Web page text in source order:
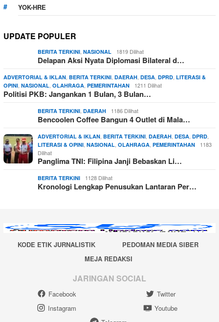
YOK-HRE
UPDATE POPULER
BERITA TERKINI NASIONAL 1819 Dilihat
Delapan Aksi Nyata Diplomasi Bilateral d…
ADVERTORIAL & IKLAN BERITA TERKINI DAERAH DESA DPRD LITERASI &
OPINI NASIONAL OLAHRAGA PEMERINTAHAN 1211 Dilihat
Politisi PKB: Jangankan 1 Bulan, 3 Bulan…
BERITA TERKINI DAERAH 1186 Dilihat
Bencoolen Coffee Bangun 4 Outlet di Mala…
ADVERTORIAL & IKLAN BERITA TERKINI DAERAH DESA DPRD
LITERASI & OPINI NASIONAL OLAHRAGA PEMERINTAHAN
1183
Dilihat
Panglima TNI: Filipina Janji Bebaskan Li…
BERITA TERKINI 1128 Dilihat
Kronologi Lengkap Penusukan Lantaran Per…
KODE ETIK JURNALISTIK
PEDOMAN MEDIA SIBER
MEJA REDAKSI
JARINGAN SOCIAL
Facebook
Twitter
Instagram
Youtube